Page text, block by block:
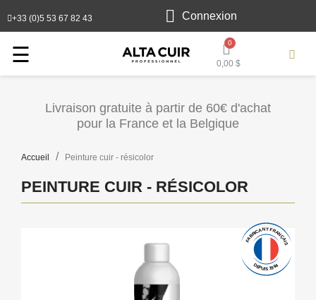
+33 (0)5 53 67 82 43 Connexion
Toggle
navigation
☰ 0,00 $
Livraison gratuite à partir de 60€ d'achat
pour la France et la Belgique
Accueil Peinture cuir - résicolor
PEINTURE CUIR - RÉSICOLOR